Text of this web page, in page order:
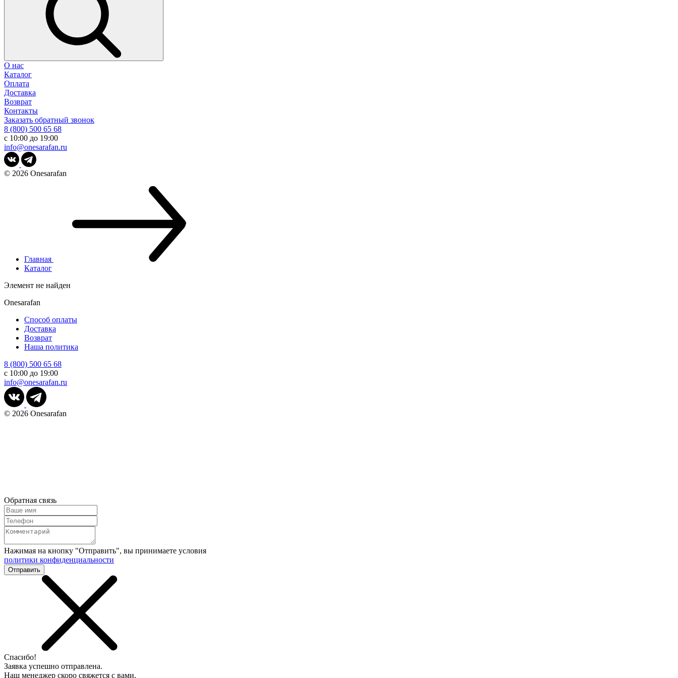
О нас
Каталог
Оплата
Доставка
Возврат
Контакты
Заказать обратный звонок
8 (800) 500 65 68
с 10:00 до 19:00
info@onesarafan.ru
© 2026 Onesarafan
Главная
Каталог
Элемент не найден
Onesarafan
Способ оплаты
Доставка
Возврат
Наша политика
8 (800) 500 65 68
с 10:00 до 19:00
info@onesarafan.ru
© 2026 Onesarafan
Обратная связь
Нажимая на кнопку "Отправить", вы принимаете условия
политики конфиденциальности
Отправить
Спасибо!
Заявка успешно отправлена.
Наш менеджер скоро свяжется с вами.